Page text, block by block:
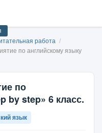
работа /
по английскому языку
по
by step» 6 класс.
язык